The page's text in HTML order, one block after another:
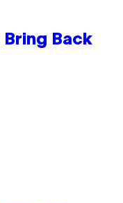
Bring Back